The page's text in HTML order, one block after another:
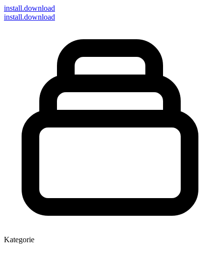
install.download
install.download
Kategorie